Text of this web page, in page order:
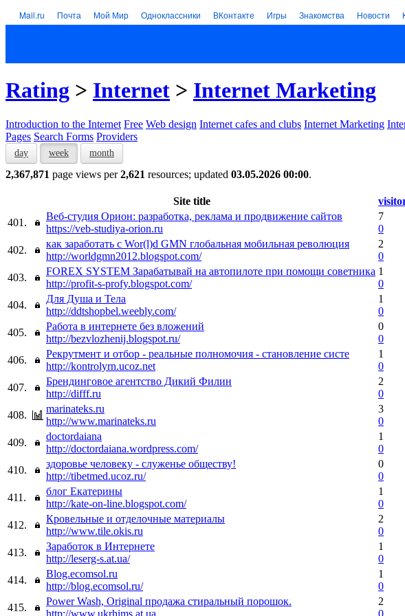
Mail.ru Почта Мой Мир Одноклассники ВКонтакте Игры Знакомства Новости
Rating > Internet > Internet Marketing
Introduction to the Internet Free Web design Internet cafes and clubs Internet Marketing
Pages Search Forms Providers
day week month
2,367,871 page views per2,621 resources; updated 03.05.2026 00:00.
Site title
401.
Веб-студия Орион: разработка, реклама и продвижение сайтов
https://veb-studiya-orion.ru
7
0
402.
как заработать с Wor(l)d GMN глобальная мобильная революция
http://worldgmn2012.blogspot.com/
2
0
403.
FOREX SYSTEM Зарабатывай на автопилоте при помощи советника
http://profit-s-profy.blogspot.com/
1
0
404.
Для Душа и Тела
http://ddtshopbel.weebly.com/
1
0
405.
Работа в интернете без вложений
http://bezvlozhenij.blogspot.ru/
0
0
406.
Рекрутмент и отбор - реальные полномочия - становление систе
http://kontrolyrn.ucoz.net
1
0
407.
Брендинговое агентство Дикий Филин
http://difff.ru
2
0
408.
marinateks.ru
http://www.marinateks.ru
3
0
409.
doctordaiana
http://doctordaiana.wordpress.com/
1
0
410.
здоровье человеку - служенье обществу!
http://tibetmed.ucoz.ru/
0
0
411.
блог Екатерины
http://kate-on-line.blogspot.com/
1
0
412.
Кровельные и отделочные материалы
http://www.tile.okis.ru
2
0
413.
Заработок в Интернете
http://leserg-s.at.ua/
1
0
414.
Blog.ecomsol.ru
http://blog.ecomsol.ru/
1
0
415.
Power Wash, Original продажа стиральный порошок.
http://www.ukrhims.at.ua
2
0